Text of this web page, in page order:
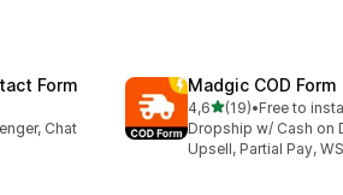
Form
Chat
Madgic COD
4,6na 5 gwiazdek
(19)
Łączna liczba recenzji:
•Free to
Dropship w/ Cash on
Upsell, Partial Pay,